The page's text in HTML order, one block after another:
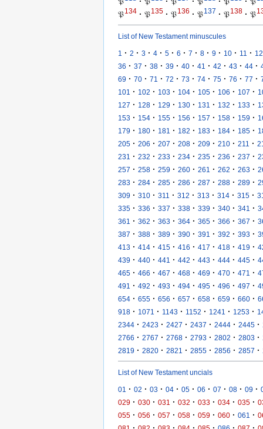
𝔓134 · 𝔓135 · 𝔓136 · 𝔓137 · 𝔓138 · 𝔓
List of New Testament minuscules
1 · 2 · 3 · 4 · 5 · 6 · 7 · 8 · 9 · 10 · 11 · 12
36 · 37 · 38 · 39 · 40 · 41 · 42 · 43 · 44 ·
69 · 70 · 71 · 72 · 73 · 74 · 75 · 76 · 77 ·
101
· 102 · 103 · 104 · 105 · 106 · 107 ·
127 · 128 · 129 · 130 · 131 · 132 · 133 ·
153 · 154 · 155 · 156 · 157 · 158 · 159 ·
179 · 180 · 181 · 182 · 183 · 184 · 185 ·
205 · 206 · 207 · 208 · 209 · 210 · 211 ·
231
· 232 · 233 · 234 · 235 · 236 · 237 ·
257 · 258 · 259 · 260 · 261 · 262 · 263 ·
283 · 284 · 285 · 286 · 287 · 288 · 289 ·
309 · 310 · 311 · 312 · 313 · 314 · 315 ·
335 · 336 · 337 · 338 · 339 · 340 · 341 ·
361
· 362 · 363 · 364 · 365 · 366 · 367 ·
387 · 388 · 389 · 390 · 391 · 392 · 393 ·
413 · 414 · 415 · 416 · 417 · 418 · 419 ·
439 · 440 · 441 · 442 · 443 · 444 · 445 ·
465 · 466 · 467 · 468 · 469 · 470 · 471 ·
491
· 492 · 493 · 494 · 495 · 496 · 497 ·
654 · 655 · 656 · 657 · 658 · 659 · 660 ·
918 · 1071 · 1143 · 1152 · 1241 · 1253 ·
2344 · 2423 · 2427 · 2437 · 2444 · 2445 ·
2766 · 2767 · 2768 · 2793 · 2802 · 2803 ·
2819 · 2820 · 2821 · 2855 · 2856 · 2857 ·
List of New Testament uncials
01 · 02 · 03 · 04 · 05 · 06 · 07 · 08 · 09 ·
029 · 030 · 031 · 032 · 033 · 034 · 035 ·
055 · 056 · 057 · 058 · 059 · 060 · 061 ·